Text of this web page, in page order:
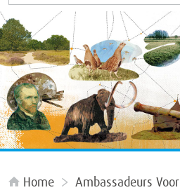
Home
Ambassadeurs